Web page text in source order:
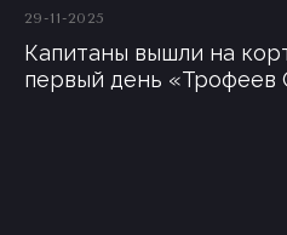
29-11-2025
Капитаны вышли на
первый день